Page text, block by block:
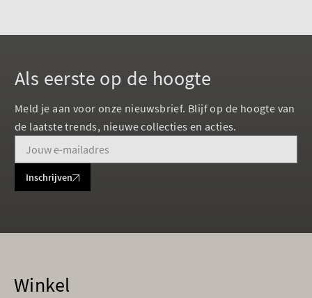
Als eerste op de hoogte
Meld je aan voor onze nieuwsbrief. Blijf op de hoogte van
de laatste trends, nieuwe collecties en acties.
Inschrijven
Winkel